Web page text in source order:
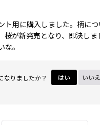
ト用に購入しました。柄に
桜が新発売となり、即決しま
な。
なりましたか？ はい いいえ